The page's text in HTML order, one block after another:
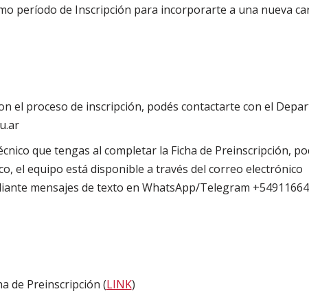
período de Inscripción para incorporarte a una nueva
el proceso de inscripción, podés contactarte con el
que tengas al completar la Ficha de Preinscripción,
el equipo está disponible a través del correo electrónico
mensajes de texto en WhatsApp/Telegram
de Preinscripción (LINK)